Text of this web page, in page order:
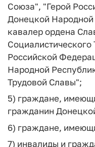
Союза", "Герой
Донецкой
кавалер ордена
Социалистического
Российской
Народной
Трудовой Славы";
5) граждане,
гражданин
6) граждане,
7) инвалиды и